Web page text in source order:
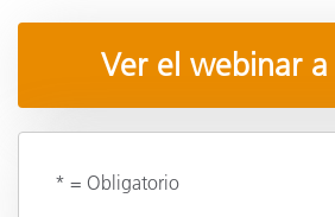
Ver el webinar
* = Obligatorio